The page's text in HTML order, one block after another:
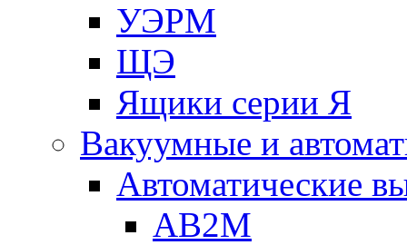
УЭРМ
ЩЭ
Ящики серии Я
Вакуумные и
Автоматические
AB2M